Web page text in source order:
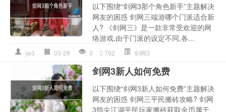
以下围绕“剑网3那个角色新手”主题解决
网友的困惑 剑网三端游哪个门派适合新
人? 《剑网三》是一款非常受欢迎的网
络游戏,由于门派的设定不同,各...
jw3 03-29 0 792 剑网3
剑网3新人如何免费
以下围绕“剑网3新人如何免费”主题解决
网友的困惑 剑网三平民搬砖攻略? 剑网
3指尖江湖平民玩家搬砖获取金币属于